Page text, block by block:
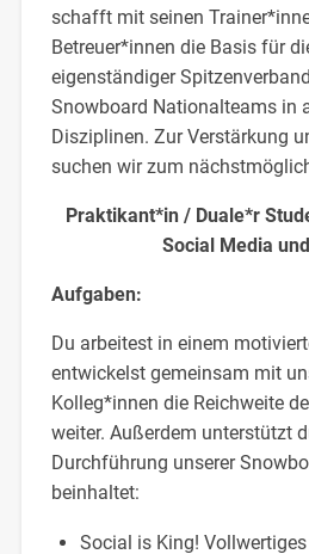
schafft mit seinen
Betreuer*innen die Basis für
eigenständiger
Snowboard Nationalteams in
Disziplinen. Zur Verstärkung
suchen wir zum
Praktikant*in / Duale*r
Social Media
Aufgaben:
Du arbeitest in einem
entwickelst gemeinsam mit
Kolleg*innen die Reichweite
weiter. Außerdem unterstützt
Durchführung unserer
beinhaltet:
Social is King!